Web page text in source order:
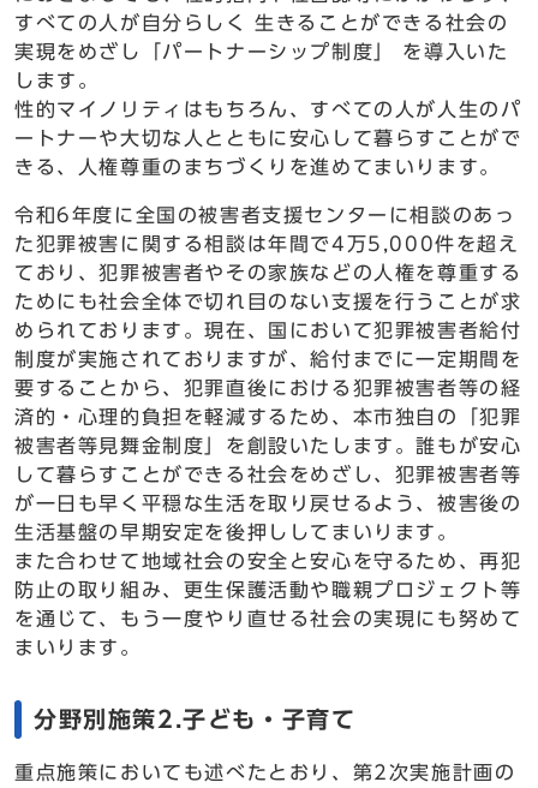
すべての人が自分らしく 生きることができる社会の
実現をめざし「パートナーシップ制度」 を導入いた
します。
性的マイノリティはもちろん、すべての人が人生のパ
ートナーや大切な人とともに安心して暮らすことがで
きる、人権尊重のまちづくりを進めてまいります。
令和6年度に全国の被害者支援センターに相談のあっ
た犯罪被害に関する相談は年間で4万5,000件を超え
ており、犯罪被害者やその家族などの人権を尊重する
ためにも社会全体で切れ目のない支援を行うことが求
められております。現在、国において犯罪被害者給付
制度が実施されておりますが、給付までに一定期間を
要することから、犯罪直後における犯罪被害者等の経
済的・心理的負担を軽減するため、本市独自の「犯罪
被害者等見舞金制度」を創設いたします。誰もが安心
して暮らすことができる社会をめざし、犯罪被害者等
が一日も早く平穏な生活を取り戻せるよう、被害後の
生活基盤の早期安定を後押ししてまいります。
また合わせて地域社会の安全と安心を守るため、再犯
防止の取り組み、更生保護活動や職親プロジェクト等
を通じて、もう一度やり直せる社会の実現にも努めて
まいります。
分野別施策2.子ども・子育て
重点施策においても述べたとおり、第2次実施計画の